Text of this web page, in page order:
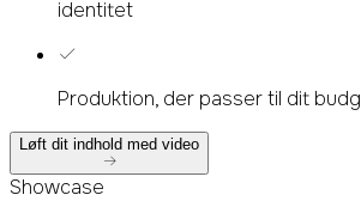
identitet
Produktion, der passer til dit
Løft dit indhold med video
Showcase